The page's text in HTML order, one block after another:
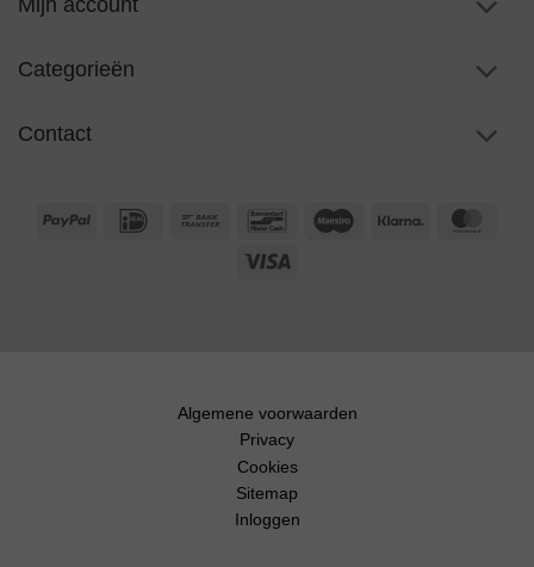
Categorieën
Contact
PayPal IDeal
Bank
BancontactMaestro Klarna
Algemene voorwaarden
Privacy
Cookies
Sitemap
Inloggen